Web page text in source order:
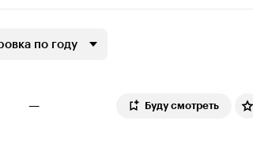
по году
— Буду смотреть